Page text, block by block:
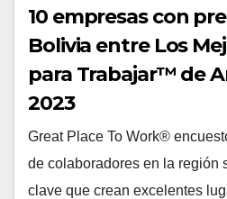
10 empresas con
Bolivia entre Los
para Trabajar™ de
2023
Great Place To Work®
de colaboradores en la región
clave que crean excelentes